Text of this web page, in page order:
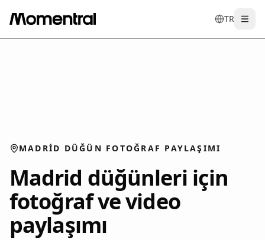
TR
entrdees
MADRID DÜĞÜN FOTOĞRAF PAYLAŞIMI
Madrid düğünleri için
fotoğraf ve video
paylaşımı